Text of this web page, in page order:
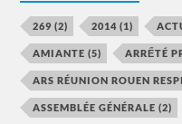
269 (2) 2014 (1)
AMIANTE (5) ARRẾTÉ
ARS RÉUNION ROUEN
ASSEMBLÉE GÉNÉRALE (2)